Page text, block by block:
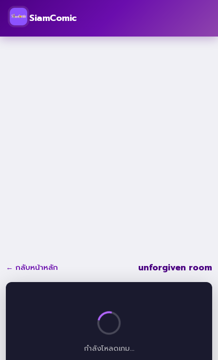
SiamComic
← กลับหน้าหลัก unforgiven room
กำลังโหลดเกม...